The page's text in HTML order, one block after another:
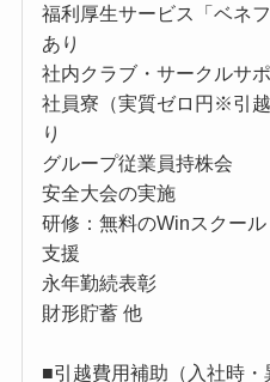
福利厚生サービス「ベネ
あり
社内クラブ・サークルサ
社員寮（実質ゼロ円※引
り
グループ従業員持株会
安全大会の実施
研修：無料のWinスクー
支援
永年勤続表彰
財形貯蓄 他
■引越費用補助（入社時・